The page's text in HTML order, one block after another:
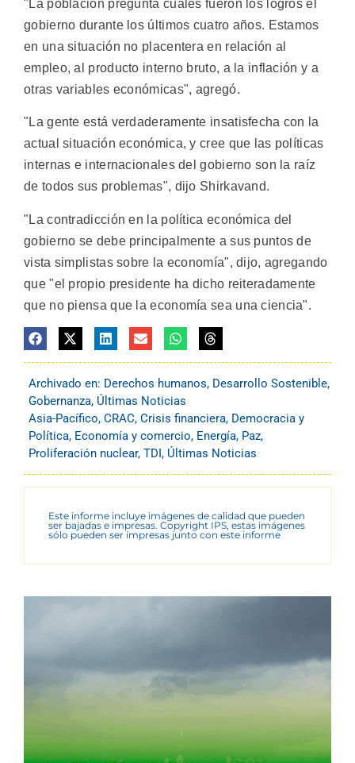
"La población pregunta cuáles fueron los logros el
gobierno durante los últimos cuatro años. Estamos
en una situación no placentera en relación al
empleo, al producto interno bruto, a la inflación y a
otras variables económicas", agregó.
"La gente está verdaderamente insatisfecha con la
actual situación económica, y cree que las políticas
internas e internacionales del gobierno son la raíz
de todos sus problemas", dijo Shirkavand.
"La contradicción en la política económica del
gobierno se debe principalmente a sus puntos de
vista simplistas sobre la economía", dijo, agregando
que "el propio presidente ha dicho reiteradamente
que no piensa que la economía sea una ciencia".
Archivado en: Derechos humanos, Desarrollo Sostenible,
Gobernanza, Últimas Noticias
Asia-Pacífico, CRAC, Crisis financiera, Democracia y
Política, Economía y comercio, Energía, Paz,
Proliferación nuclear, TDI , Últimas Noticias
Este informe incluye imágenes de calidad que pueden
ser bajadas e impresas. Copyright IPS, estas imágenes
sólo pueden ser impresas junto con este informe